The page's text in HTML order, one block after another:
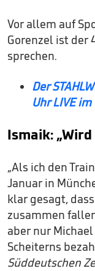
Vor allem auf
Gorenzel ist der
sprechen.
Der
Uhr LIVE im
Ismaik:
„Als ich den
Januar in
klar gesagt,
zusammen
aber nur
Scheiterns
Süddeutschen